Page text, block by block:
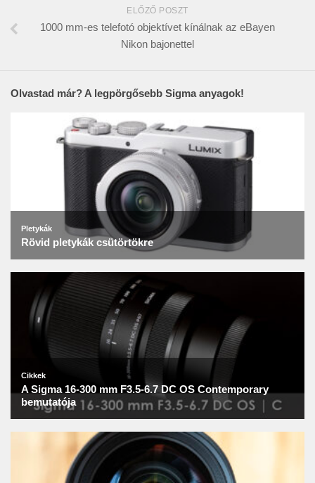
ELŐZŐ POSZT
1000 mm-es telefotó objektívet kínálnak az eBayen
Nikon bajonettel
Olvastad már? A legpörgősebb Sigma anyagok!